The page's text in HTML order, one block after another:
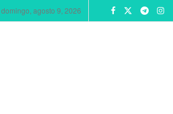
domingo, agosto 9, 2026